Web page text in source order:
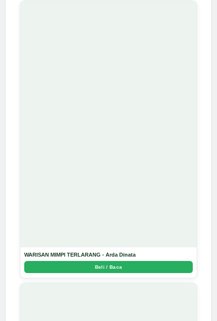
WARISAN MIMPI TERLARANG - Arda Dinata
Beli / Baca